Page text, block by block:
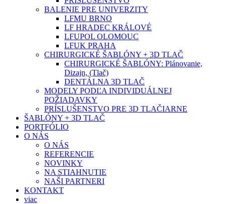
BALENIE PRE UNIVERZITY
LFMU BRNO
LF HRADEC KRÁLOVÉ
LFUPOL OLOMOUC
LFUK PRAHA
CHIRURGICKÉ ŠABLÓNY + 3D TLAČ
CHIRURGICKÉ ŠABLÓNY: Plánovanie,
Dizajn, (Tlač)
DENTÁLNA 3D TLAČ
MODELY PODĽA INDIVIDUÁLNEJ
POŽIADAVKY
PRÍSLUŠENSTVO PRE 3D TLAČIARNE
ŠABLÓNY + 3D TLAČ
PORTFÓLIO
O NÁS
O NÁS
REFERENCIE
NOVINKY
NA STIAHNUTIE
NAŠI PARTNERI
KONTAKT
viac